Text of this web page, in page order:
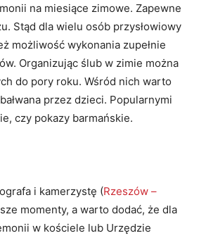
na miesiące zimowe. Zapewne
Stąd dla wielu osób przysłowiowy
możliwość wykonania zupełnie
Organizując ślub w zimie można
do pory roku. Wśród nich warto
przez dzieci. Popularnymi
czy pokazy barmańskie.
i kamerzystę (Rzeszów –
momenty, a warto dodać, że dla
w kościele lub Urzędzie